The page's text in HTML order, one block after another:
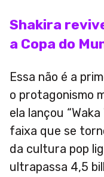
Shakira
a Copa do
Essa não é a
o protagonismo
ela lançou
faixa que se
da cultura pop
ultrapassa 4,5